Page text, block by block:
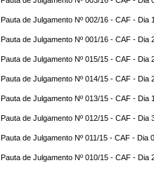
Pauta de Julgamento Nº 002/16 - CAF - Dia
Pauta de Julgamento Nº 001/16 - CAF - Dia
Pauta de Julgamento Nº 015/15 - CAF - Dia
Pauta de Julgamento Nº 014/15 - CAF - Dia
Pauta de Julgamento Nº 013/15 - CAF - Dia
Pauta de Julgamento Nº 012/15 - CAF - Dia
Pauta de Julgamento Nº 011/15 - CAF - Dia
Pauta de Julgamento Nº 010/15 - CAF - Dia